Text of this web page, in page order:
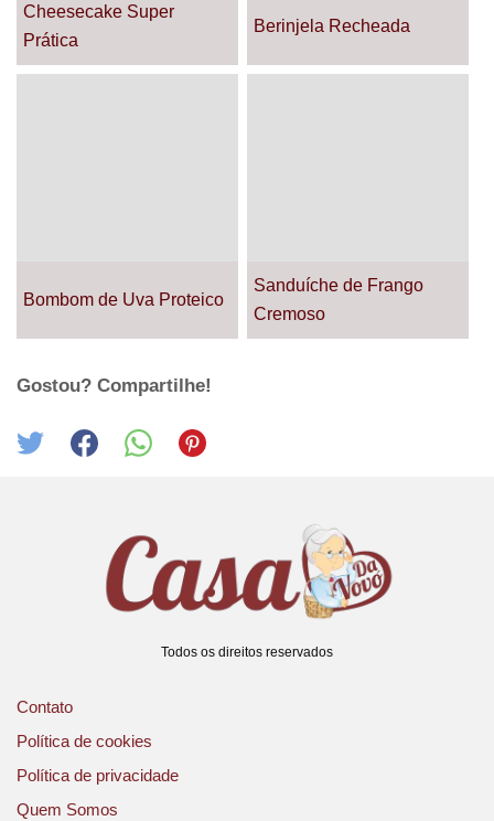
Cheesecake Super
Prática
Berinjela Recheada
Bombom de Uva Proteico
Sanduíche de Frango
Cremoso
Gostou? Compartilhe!
Todos os direitos reservados
Contato
Política de cookies
Política de privacidade
Quem Somos